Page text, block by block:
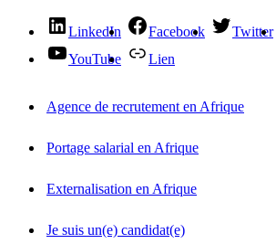
LinkedIn Facebook Twitter
YouTube
Lien
Agence de recrutement en Afrique
Portage salarial en Afrique
Externalisation en Afrique
Je suis un(e) candidat(e)